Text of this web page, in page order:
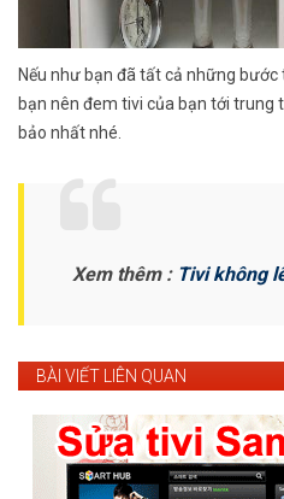
Nếu như bạn đã tất cả những
bạn nên đem tivi của bạn tới trung
bảo nhất nhé.
Xem thêm : Tivi không
BÀI VIẾT LIÊN QUAN